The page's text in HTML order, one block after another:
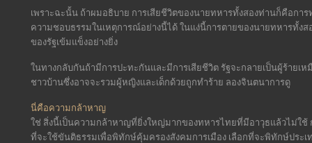
เพราะฉะนั้น ถ้าผมอธิบาย การเสียชีวิตของนายทหารทั้งสองท่านก็คือกา
ความชอบธรรมในเหตุการณ์อย่างนี้ได้ ในแง่นี้การตายของนายทหารทั้ง
ของรัฐเข้มแข็งอย่างยิ่ง
ในทางกลับกันถ้ามีการปะทะกันและมีการเสียชีวิต รัฐจะกลายเป็นผู้ร้าย
ชาวบ้านซึ่งอาจจะรวมผู้หญิงและเด็กด้วยถูกทำร้าย ลองจินตนาการดู
นี่คือความกล้าหาญ
ใช่ สิ่งนี้เป็นความกล้าหาญที่ยิ่งใหญ่มากของทหารไทยที่มีอาวุธแล้วไม่ใช้
ที่จะใช้ขันติธรรมเพื่อพิทักษ์คุ้มครองสังคมการเมือง เลือกที่จะพิทักษ์ประ